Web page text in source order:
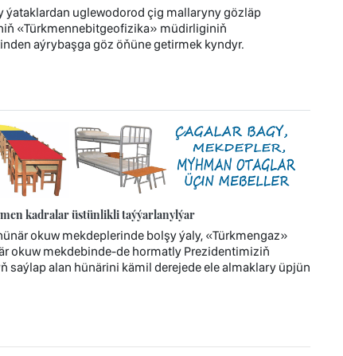
uglewodorod çig mallaryny gözläp
«Türkmennebitgeofizika» müdirliginiň
aýrybaşga göz öňüne getirmek kyndyr.
kadralar üstünlikli taýýarlanylýar
okuw mekdeplerinde bolşy ýaly, «Türkmengaz»
okuw mekdebinde-de hormatly Prezidentimiziň
alan hünärini kämil derejede ele almaklary üpjün